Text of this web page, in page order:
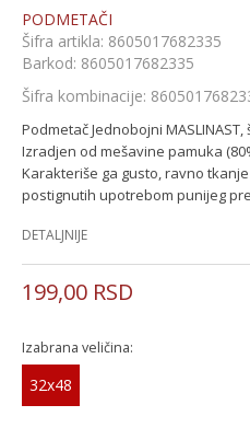
PODMETAČI
Šifra artikla: 8605017682335
Barkod: 8605017682335
Šifra kombinacije:
Podmetač Jednobojni
Izradjen od mešavine pamuka
Karakteriše ga gusto, ravno
postignutih upotrebom punijeg
DETALJNIJE
199,00 RSD
Izabrana veličina:
32x48